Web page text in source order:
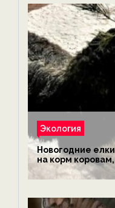
Экология
Новогодние
на корм
обезьянам,
экологии на